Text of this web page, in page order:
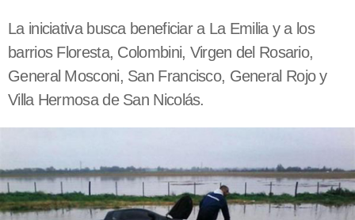
La iniciativa busca beneficiar a La Emilia y a los
barrios Floresta, Colombini, Virgen del Rosario,
General Mosconi, San Francisco, General Rojo y
Villa Hermosa de San Nicolás.